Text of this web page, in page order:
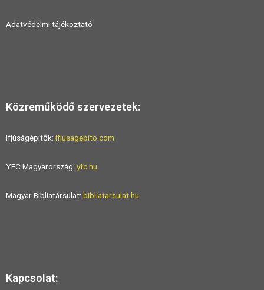
Adatvédelmi tájékoztató
Közreműködő szervezetek:
Ifjúságépítők: ifjusagepito.com
YFC Magyarország: yfc.hu
Magyar Bibliatársulat: bibliatarsulat.hu
Kapcsolat: